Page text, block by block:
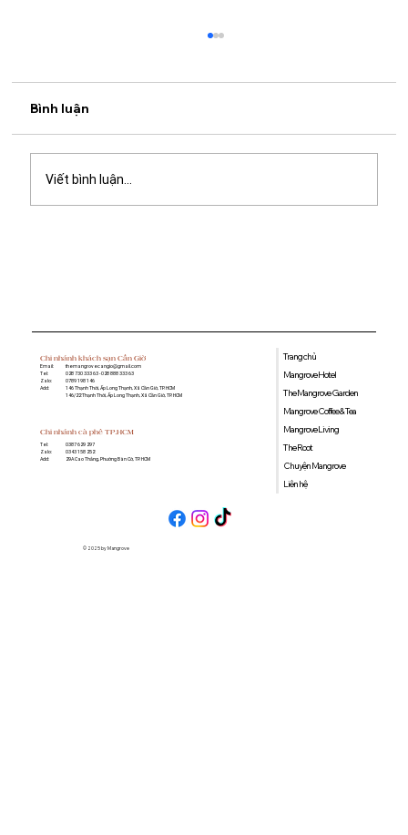
Bình luận
Viết bình luận...
Chi nhánh khách sạn Cần Giờ
Email:
Tel:
Zalo:
Add:
themangrovecangio@gmail.com
028 730 333 63 - 028 888 333 63
0789 198 146
146 Thạnh Thới, Ấp Long Thạnh, Xã Cần Giờ, TP. HCM
146/22 Thạnh Thới, Ấp Long Thạnh, Xã Cần Giờ, TP. HCM
Trang chủ
Mangrove Hotel
The Mangrove Garden
Mangrove Coffee & Tea
Mangrove Living
The Root
Chuyện Mangrove
Liên hệ
Chi nhánh cà phê TP.HCM
Tel:
Zalo:
Add:
0387 629 297
0343 158 252
29A Cao Thắng, Phường Bàn Cờ, TP. HCM
© 2025 by Mangrove